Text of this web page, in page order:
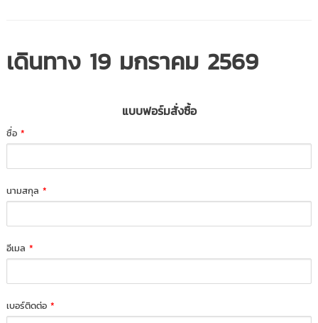
เดินทาง 19 มกราคม 2569
แบบฟอร์มสั่งซื้อ
ชื่อ*
นามสกุล*
อีเมล*
เบอร์ติดต่อ*